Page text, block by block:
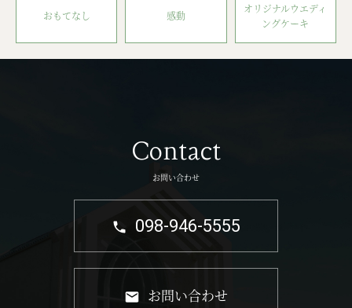
おもてなし 感動
オリジナルウエディ
ングケーキ
Contact
お問い合わせ
098-946-5555
お問い合わせ